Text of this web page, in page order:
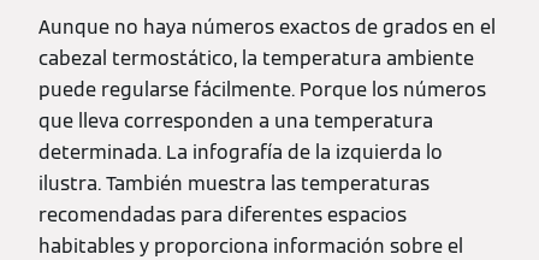
Aunque no haya números exactos de grados en el
cabezal termostático, la temperatura ambiente
puede regularse fácilmente. Porque los números
que lleva corresponden a una temperatura
determinada. La infografía de la izquierda lo
ilustra. También muestra las temperaturas
recomendadas para diferentes espacios
habitables y proporciona información sobre el